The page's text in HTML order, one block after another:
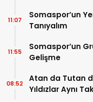
Somaspor’un
Tanıyalım
11:07
Somaspor’un
Gelişme
11:55
Atan da Tutan
Yıldızlar Aynı
08:52